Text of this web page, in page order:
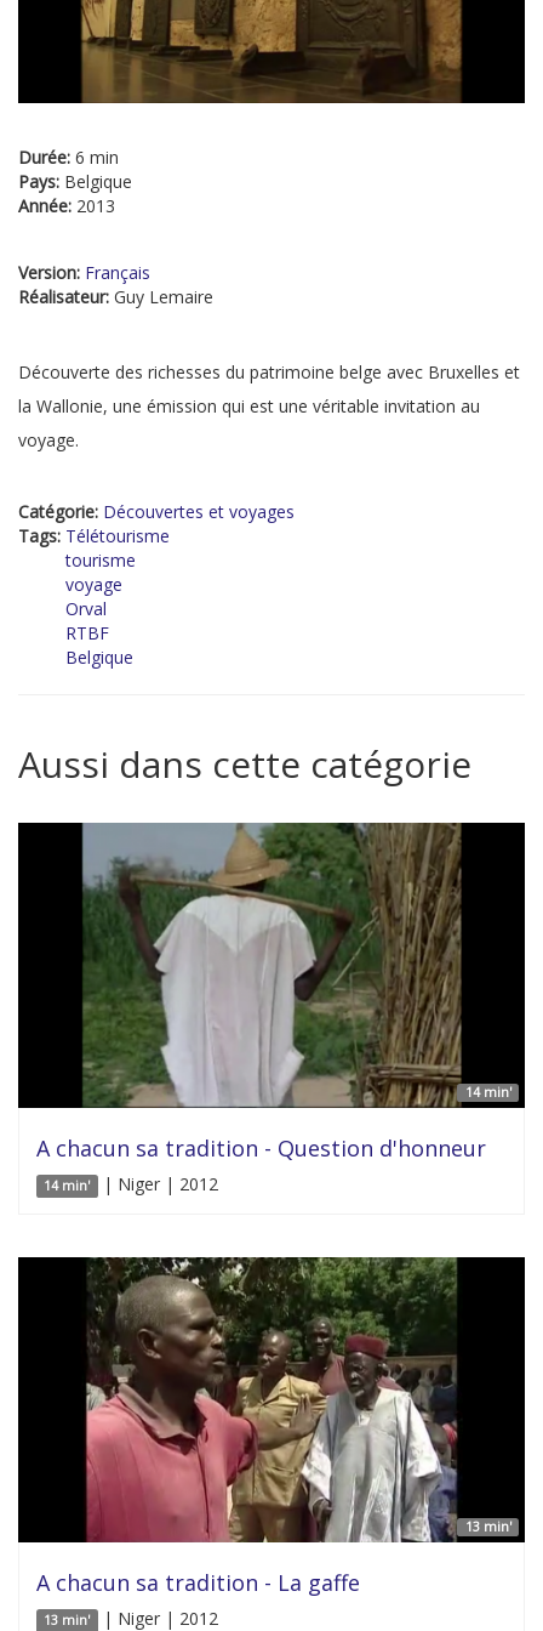
Durée: 6 min
Pays: Belgique
Année: 2013
Version: Français
Réalisateur: Guy Lemaire
Découverte des richesses du patrimoine belge avec Bruxelles et
la Wallonie, une émission qui est une véritable invitation au
voyage.
Catégorie: Découvertes et voyages
Tags: Télétourisme
tourisme
voyage
Orval
RTBF
Belgique
Aussi dans cette catégorie
14 min'
A chacun sa tradition - Question d'honneur
14 min' | Niger | 2012
13 min'
A chacun sa tradition - La gaffe
13 min' | Niger | 2012